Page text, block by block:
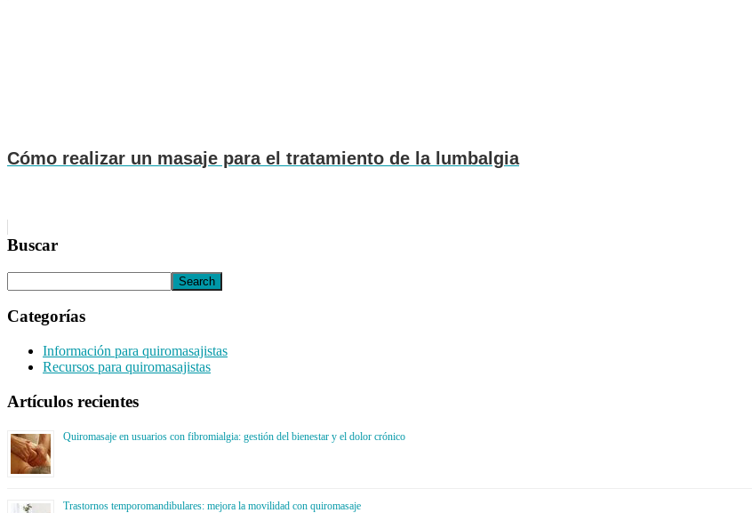
Cómo realizar un masaje para el tratamiento de la lumbalgia
Buscar
Categorías
Información para quiromasajistas
Recursos para quiromasajistas
Artículos recientes
Quiromasaje en usuarios con fibromialgia: gestión del bienestar y el dolor crónico
Trastornos temporomandibulares: mejora la movilidad con quiromasaje